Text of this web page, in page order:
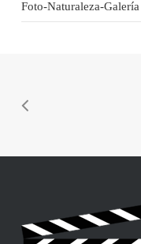
Foto-Naturaleza-Galería